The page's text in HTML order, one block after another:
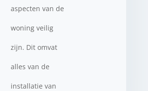
aspecten van de
woning veilig
zijn. Dit omvat
alles van de
installatie van